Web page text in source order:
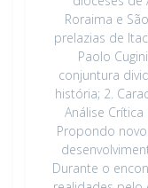
Roraima e
prelazias de
Paolo
conjuntura
história; 2.
Análise
Propondo
Durante o